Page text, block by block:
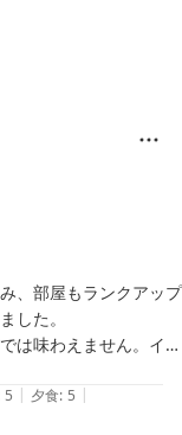
、部屋もランクアップ
した。
は味わえません。イン
います。
個室だし味も美味し
イスカフェモカやコ
5 | 夕食: 5 |